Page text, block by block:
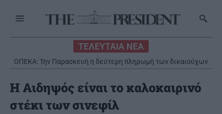
ΤΕΛΕΥΤΑΙΑ ΝΕΑ
ΟΠΕΚΑ: Την Παρασκευή η δεύτερη πληρωμή των δικαιούχων
του Λογαριασμού Αγροτικής Εστίας
H Google αναδιοργανώνει την ηγεσία της AI
Η Αιδηψός είναι το καλοκαιρινό
στέκι των σινεφίλ